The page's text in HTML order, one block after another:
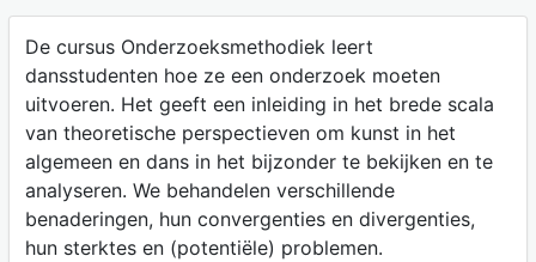
De cursus Onderzoeksmethodiek leert
dansstudenten hoe ze een onderzoek moeten
uitvoeren. Het geeft een inleiding in het brede scala
van theoretische perspectieven om kunst in het
algemeen en dans in het bijzonder te bekijken en te
analyseren. We behandelen verschillende
benaderingen, hun convergenties en divergenties,
hun sterktes en (potentiële) problemen.